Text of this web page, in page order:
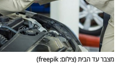
מצבר עד הבית (צילום: freepik)